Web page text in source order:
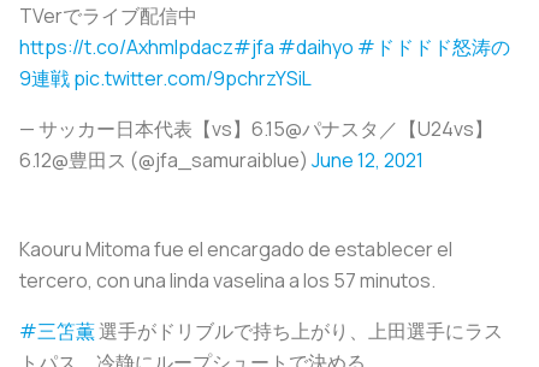
TVerでライブ配信中
https://t.co/Axhmlpdacz#jfa #daihyo #ドドドド怒涛の
9連戦pic.twitter.com/9pchrzYSiL
— サッカー日本代表【vs】6.15@パナスタ／【U24vs】
6.12@豊田ス (@jfa_samuraiblue) June 12, 2021
Kaouru Mitoma fue el encargado de establecer el
tercero, con una linda vaselina a los 57 minutos.
#三笘薫選手がドリブルで持ち上がり、上田選手にラス